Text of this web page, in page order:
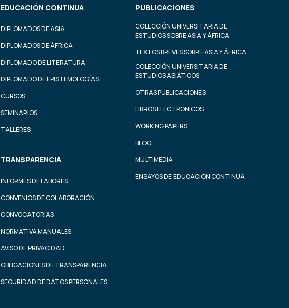
EDUCACIÓN CONTINUA
DIPLOMADOS DE ASIA
DIPLOMADOS DE ÁFRICA
DIPLOMADO DE LITERATURA
DIPLOMADO DE EPISTEMOLOGÍAS
CURSOS
SEMINARIOS
TALLERES
TRANSPARENCIA
INFORMES DE LABORES
CONVENIOS DE COLABORACIÓN
CONVOCATORIAS
NORMATIVA MANUALES
AVISO DE PRIVACIDAD
OBLIGACIONES DE TRANSPARENCIA
SEGURIDAD DE DATOS PERSONALES
PUBLICACIONES
COLECCIÓN UNIVERSITARIA DE
ESTUDIOS SOBRE ASIA Y ÁFRICA
TEXTOS BREVES SOBRE ASIA Y ÁFRICA
COLECCIÓN UNIVERSITARIA DE
ESTUDIOS ASIÁTICOS
OTRAS PUBLICACIONES
LIBROS ELECTRÓNICOS
WORKING PAPERS
BLOG
MULTIMEDIA
ENSAYOS DE EDUCACIÓN CONTINUA